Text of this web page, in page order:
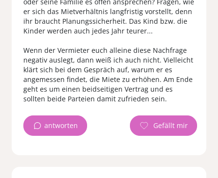
er sich das Mietverhältnis langfristig vorstellt, denn
ihr braucht Planungssicherheit. Das Kind bzw. die
Kinder werden auch jedes Jahr teurer...
Wenn der Vermieter euch alleine diese Nachfrage
negativ auslegt, dann weiß ich auch nicht. Vielleicht
klärt sich bei dem Gespräch auf, warum er es
angemessen findet, die Miete zu erhöhen. Am Ende
geht es um einen beidseitigen Vertrag und es
antworten